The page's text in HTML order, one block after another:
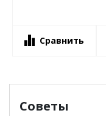
Сравнить
Советы